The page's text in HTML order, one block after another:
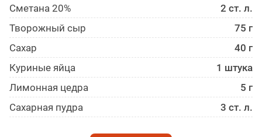
Сметана 20%
2 ст. л.
Творожный сыр
75 г
Сахар
40 г
Куриные яйца
1 штука
Лимонная цедра
5 г
Сахарная пудра
3 ст. л.